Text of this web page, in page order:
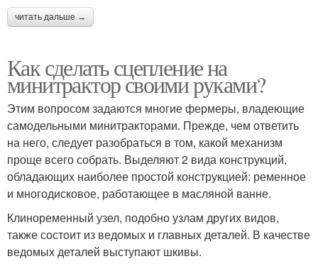
читать дальше →
Как сделать сцепление на
минитрактор своими руками?
Этим вопросом задаются многие фермеры, владеющие
самодельными минитракторами. Прежде, чем ответить
на него, следует разобраться в том, какой механизм
проще всего собрать. Выделяют 2 вида конструкций,
обладающих наиболее простой конструкцией: ременное
и многодисковое, работающее в масляной ванне.
Клиноременный узел, подобно узлам других видов,
также состоит из ведомых и главных деталей. В качестве
ведомых деталей выступают шкивы.